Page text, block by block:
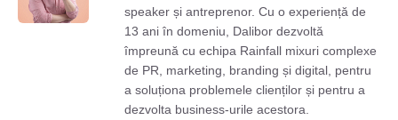
speaker și antreprenor. Cu o experiență de
13 ani în domeniu, Dalibor dezvoltă
împreună cu echipa Rainfall mixuri complexe
de PR, marketing, branding și digital, pentru
a soluționa problemele clienților și pentru a
dezvolta business-urile acestora.